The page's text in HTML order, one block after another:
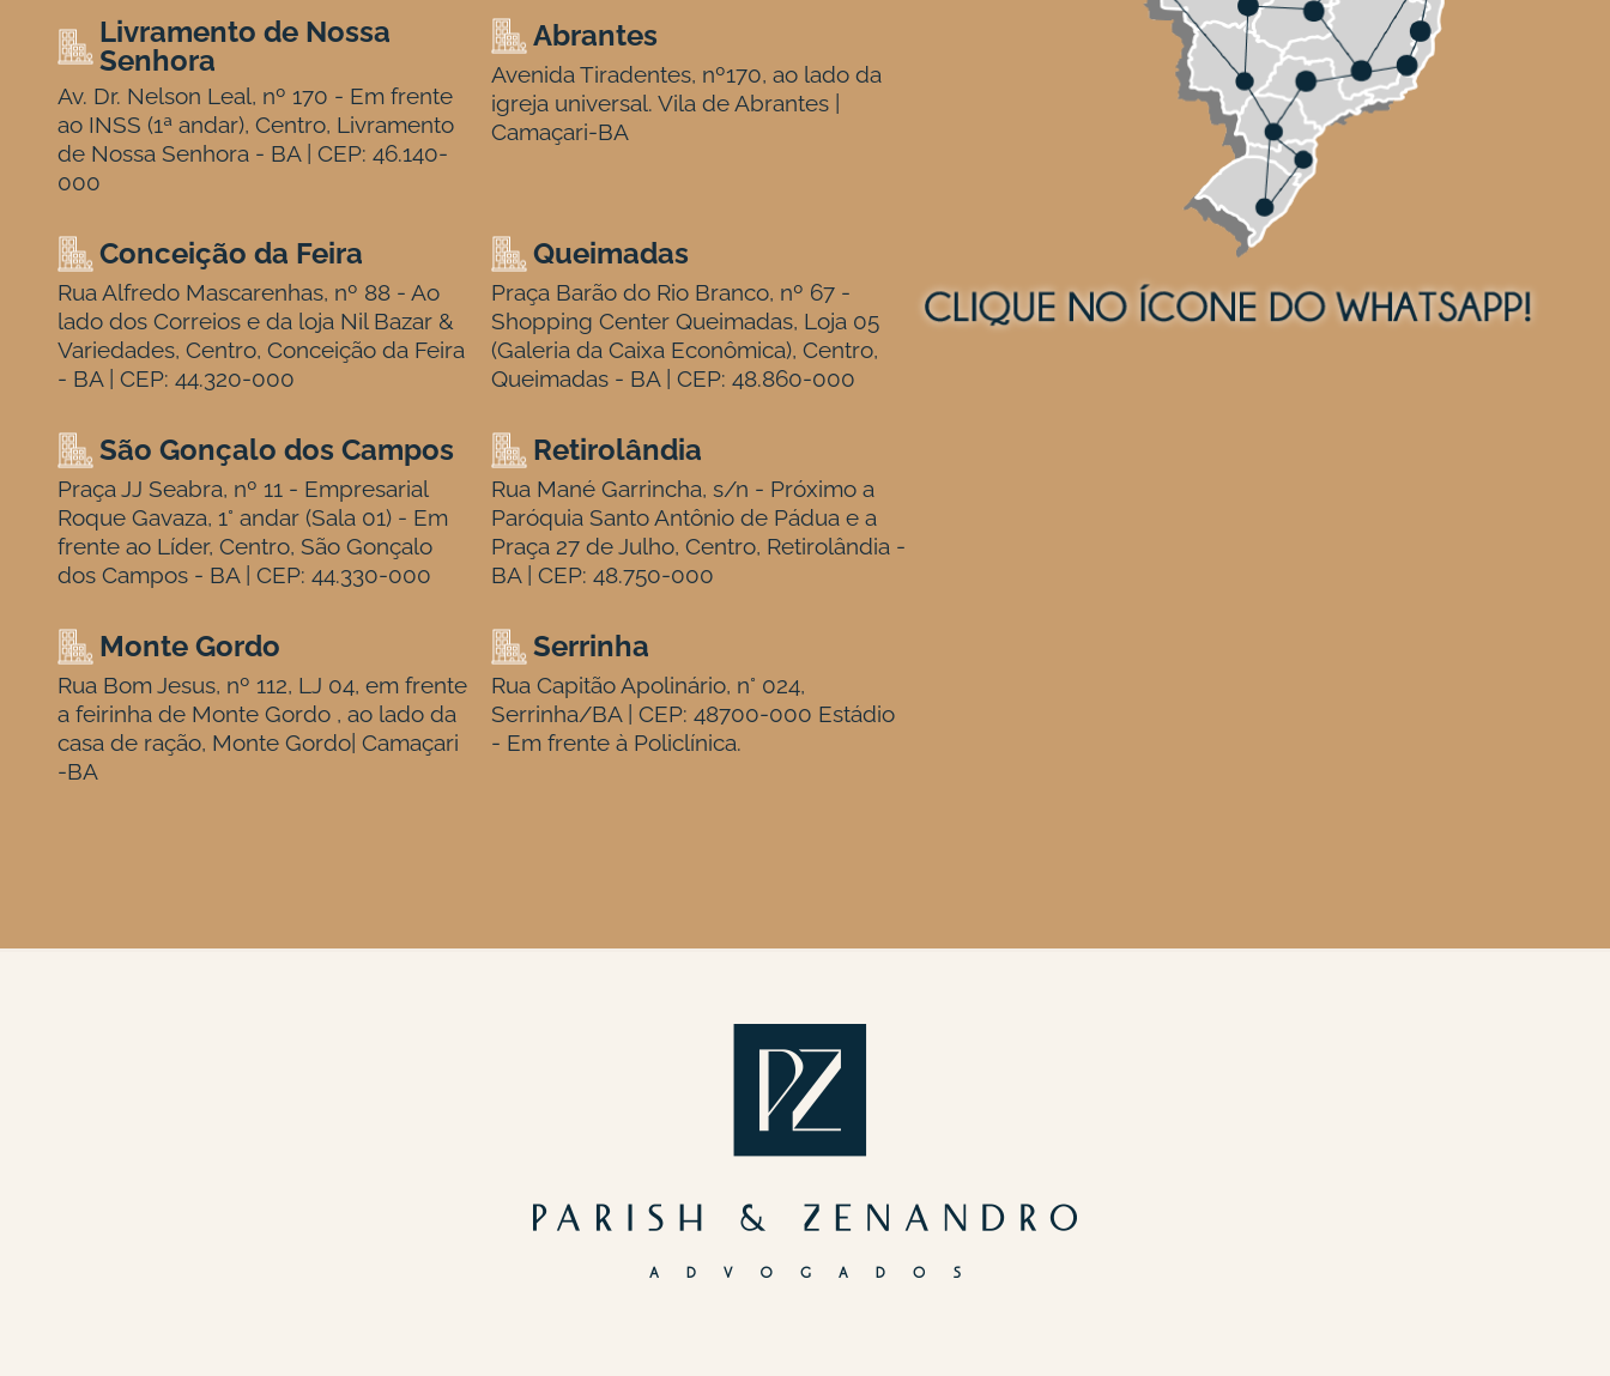
Livramento de Nossa
Senhora
Av. Dr. Nelson Leal, nº 170 - Em frente
ao INSS (1ª andar), Centro, Livramento
de Nossa Senhora - BA | CEP: 46.140-
000
Abrantes
Avenida Tiradentes, nº170, ao lado da
igreja universal. Vila de Abrantes |
Camaçari-BA
Conceição da Feira
Rua Alfredo Mascarenhas, nº 88 - Ao
lado dos Correios e da loja Nil Bazar &
Variedades, Centro, Conceição da Feira
- BA | CEP: 44.320-000
Queimadas
Praça Barão do Rio Branco, nº 67 -
Shopping Center Queimadas, Loja 05
(Galeria da Caixa Econômica), Centro,
Queimadas - BA | CEP: 48.860-000
São Gonçalo dos Campos
Praça JJ Seabra, nº 11 - Empresarial
Roque Gavaza, 1° andar (Sala 01) - Em
frente ao Líder, Centro, São Gonçalo
dos Campos - BA | CEP: 44.330-000
Retirolândia
Rua Mané Garrincha, s/n - Próximo a
Paróquia Santo Antônio de Pádua e a
Praça 27 de Julho, Centro, Retirolândia -
BA | CEP: 48.750-000
Monte Gordo
Rua Bom Jesus, nº 112, LJ 04, em frente
a feirinha de Monte Gordo , ao lado da
casa de ração, Monte Gordo| Camaçari
-BA
Serrinha
Rua Capitão Apolinário, n° 024,
Serrinha/BA | CEP: 48700-000 Estádio
- Em frente à Policlínica.